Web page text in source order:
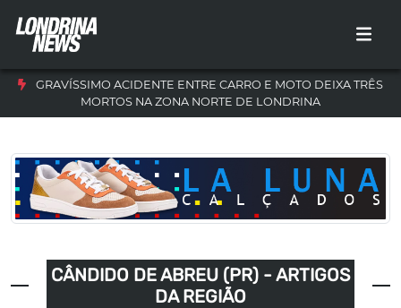
GRAVÍSSIMO ACIDENTE ENTRE CARRO E MOTO DEIXA TRÊS
MORTOS NA ZONA NORTE DE LONDRINA
CÂNDIDO DE ABREU (PR) - ARTIGOS
DA REGIÃO